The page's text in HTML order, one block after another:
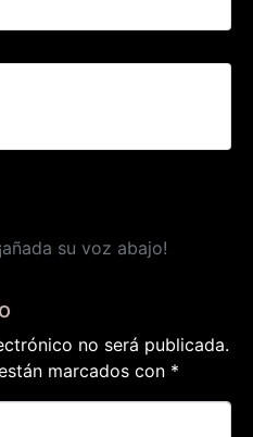
su voz abajo!
no será publicada.
marcados con *